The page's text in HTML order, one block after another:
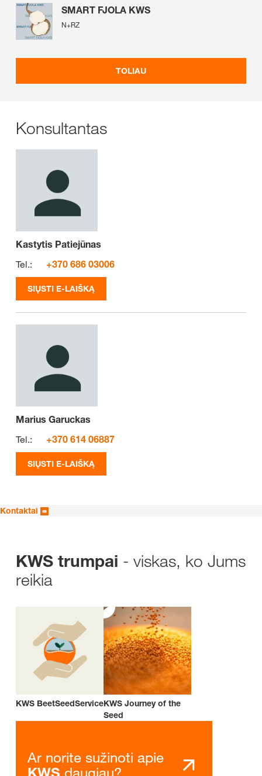
SMART FJOLA KWS
N+RZ
TOLIAU
Konsultantas
Kastytis Patiejūnas
Tel.:
+370 686 03006
SIŲSTI E-LAIŠKĄ
Marius Garuckas
Tel.:
+370 614 06887
SIŲSTI E-LAIŠKĄ
Kontaktai
KWS trumpai - viskas, ko Jums
reikia
KWS BeetSeedServiceKWS Journey of the
Seed
Ar norite sužinoti apie
KWS daugiau?